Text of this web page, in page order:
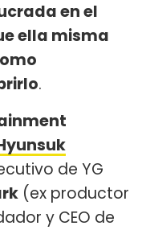
en el
ella misma
.
de YG
(ex productor
y CEO de